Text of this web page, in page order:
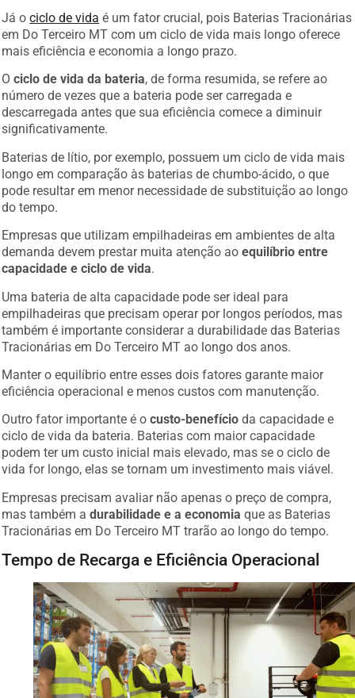
Já ociclo de vida é um fator crucial, pois Baterias Tracionárias
em Do Terceiro MT com um ciclo de vida mais longo oferece
mais eficiência e economia a longo prazo.
Ociclo de vida da bateria , de forma resumida, se refere ao
número de vezes que a bateria pode ser carregada e
descarregada antes que sua eficiência comece a diminuir
significativamente.
Baterias de lítio, por exemplo, possuem um ciclo de vida mais
longo em comparação às baterias de chumbo-ácido, o que
pode resultar em menor necessidade de substituição ao longo
do tempo.
Empresas que utilizam empilhadeiras em ambientes de alta
demanda devem prestar muita atenção aoequilíbrio entre
capacidade e ciclo de vida
Uma bateria de alta capacidade pode ser ideal para
empilhadeiras que precisam operar por longos períodos, mas
também é importante considerar a durabilidade das Baterias
Tracionárias em Do Terceiro MT ao longo dos anos.
Manter o equilíbrio entre esses dois fatores garante maior
eficiência operacional e menos custos com manutenção.
Outro fator importante é ocusto-benefício da capacidade e
ciclo de vida da bateria. Baterias com maior capacidade
podem ter um custo inicial mais elevado, mas se o ciclo de
vida for longo, elas se tornam um investimento mais viável.
Empresas precisam avaliar não apenas o preço de compra,
mas também adurabilidade e a economia que as Baterias
Tracionárias em Do Terceiro MT trarão ao longo do tempo.
Tempo de Recarga e Eficiência Operacional